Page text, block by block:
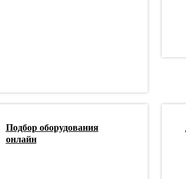
Подбор оборудования
онлайн